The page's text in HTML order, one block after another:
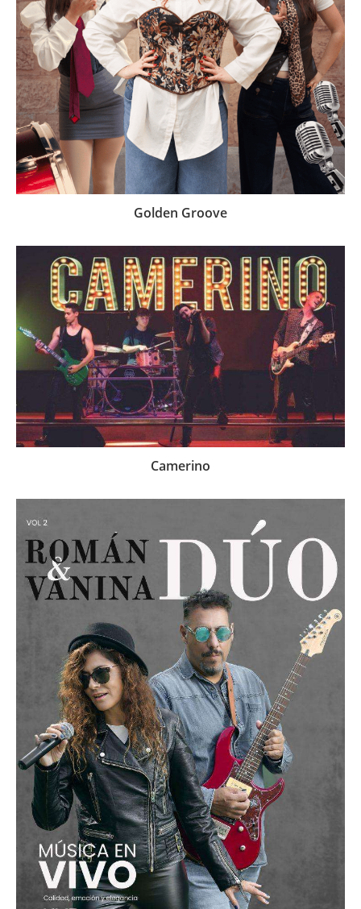
Golden Groove
Camerino